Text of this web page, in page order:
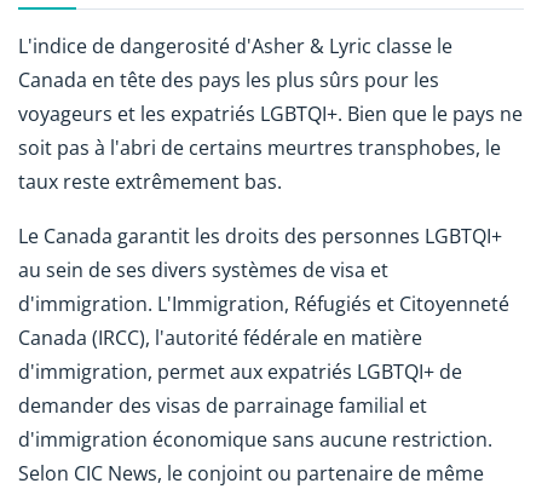
L'indice de dangerosité d'Asher & Lyric classe le
Canada en tête des pays les plus sûrs pour les
voyageurs et les expatriés LGBTQI+. Bien que le pays ne
soit pas à l'abri de certains meurtres transphobes, le
taux reste extrêmement bas.
Le Canada garantit les droits des personnes LGBTQI+
au sein de ses divers systèmes de visa et
d'immigration. L'Immigration, Réfugiés et Citoyenneté
Canada (IRCC), l'autorité fédérale en matière
d'immigration, permet aux expatriés LGBTQI+ de
demander des visas de parrainage familial et
d'immigration économique sans aucune restriction.
Selon CIC News, le conjoint ou partenaire de même